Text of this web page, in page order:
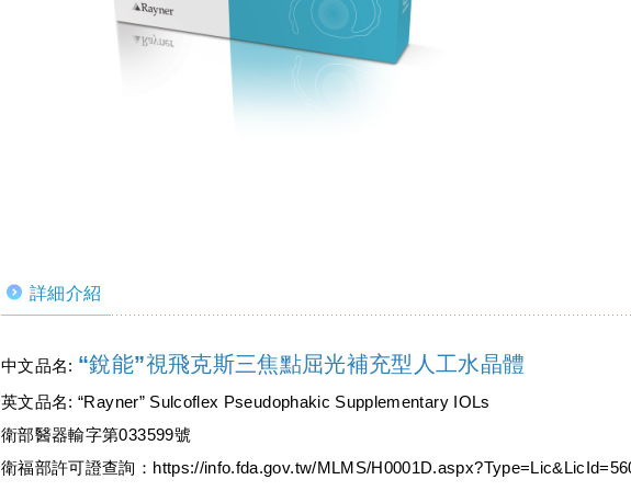
詳細介紹
中文品名: “銳能”視飛克斯三焦點屈光補充型人工水晶體
英文品名: “Rayner” Sulcoflex Pseudophakic Supplementary IOLs
衛部醫器輸字第033599號
衛福部許可證查詢： https://info.fda.gov.tw/MLMS/